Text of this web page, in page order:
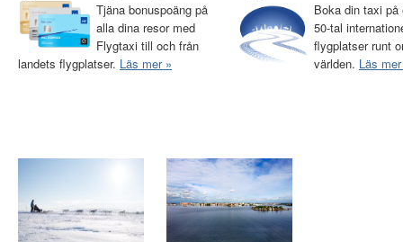
Tjäna bonuspoäng på
alla dina resor med
Flygtaxi till och från
landets flygplatser. Läs mer »
Boka din taxi på
50-tal
flygplatser runt
världen. Läs